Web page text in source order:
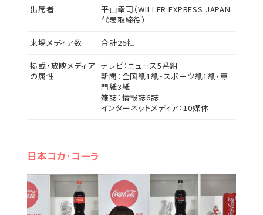
出席者
平山幸司（WILLER EXPRESS JAPAN
代表取締役）
来場メディア数 合計26社
掲載・放映メディア
の属性
テレビ：ニュース5番組
新聞：全国紙1紙・スポーツ紙1紙・専
門紙3紙
雑誌：情報誌6誌
インターネットメディア：10媒体
日本コカ･コーラ